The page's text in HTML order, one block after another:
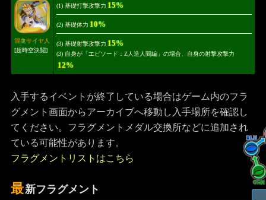
混血サイヤ人
[超時空決闘]
(1) 基礎打撃攻撃力 15%
(2) 基礎体力 10%
(3) 基礎射撃攻撃力 15%
(3) 自身が「エピソード：Z人造人間編」の場合、自身の射撃攻撃力
12%
入手するイベントが終了している場合はゲーム内のフラ
グメント画面からアーカイブへ移動し入手場所を確認し
てください。フラグメントメダル交換所などに追加され
ている可能性があります。
フラグメントリストはこちら
最新フラグメント